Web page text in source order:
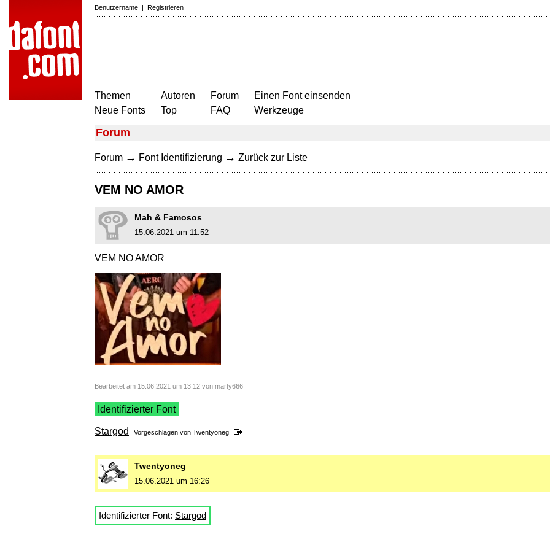
Benutzername | Registrieren
Themen
Neue Fonts
Autoren
Top
Forum
FAQ
Einen Font einsenden
Werkzeuge
Forum
Forum → Font Identifizierung → Zurück zur Liste
VEM NO AMOR
Mah & Famosos
15.06.2021 um 11:52
VEM NO AMOR
Bearbeitet am 15.06.2021 um 13:12 von marty666
Identifizierter Font
Stargod Vorgeschlagen von Twentyoneg
Twentyoneg
15.06.2021 um 16:26
Identifizierter Font: Stargod